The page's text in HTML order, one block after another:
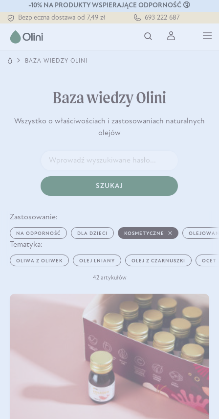
-10% NA PRODUKTY WSPIERAJĄCE ODPORNOŚĆ 🤧
Bezpieczna dostawa od 7,49 zł
Darmowa dostawa od 199 zł
Tłoczony zawsze na zimno
693 222 687
BAZA WIEDZY OLINI
Baza wiedzy Olini
Wszystko o właściwościach i zastosowaniach naturalnych
olejów
SZUKAJ
Zastosowanie:
NA ODPORNOŚĆ DLA DZIECI KOSMETYCZNE
Tematyka:
OLIWA Z OLIWEK OLEJ LNIANY OLEJ Z CZARNUSZKI OCET
42 artykułów